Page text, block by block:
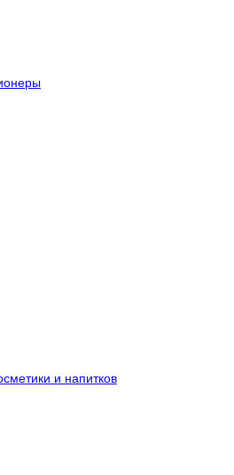
и напитков